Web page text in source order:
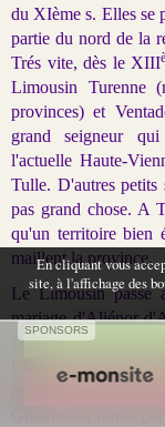
du XIème s. Elles se
partie du nord de la
Trés vite, dès le XIII
Limousin Turenne
provinces) et
grand seigneur
l'actuelle Haute-
Tulle. D'autres petits
pas grand chose. A
qu'un territoire bien
maillent la province.
Le Limousin passe
mariage d'Aliénor
Dès lors, la région
l'Auvergne,
SPONSORS
En cliquant vous
site, à l'affichage des